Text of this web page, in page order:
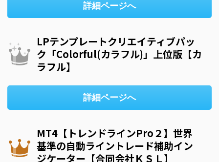
詳細ページへ
LPテンプレートクリエイティブパッ
ク「Colorful(カラフル)」上位版【カ
ラフル】
詳細ページへ
MT4【トレンドラインPro２】世界
基準の自動ライントレード補助イン
ジケーター【合同会社ＫＳＬ】